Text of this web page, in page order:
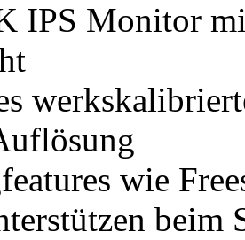
IPS Monitor
wie
beim